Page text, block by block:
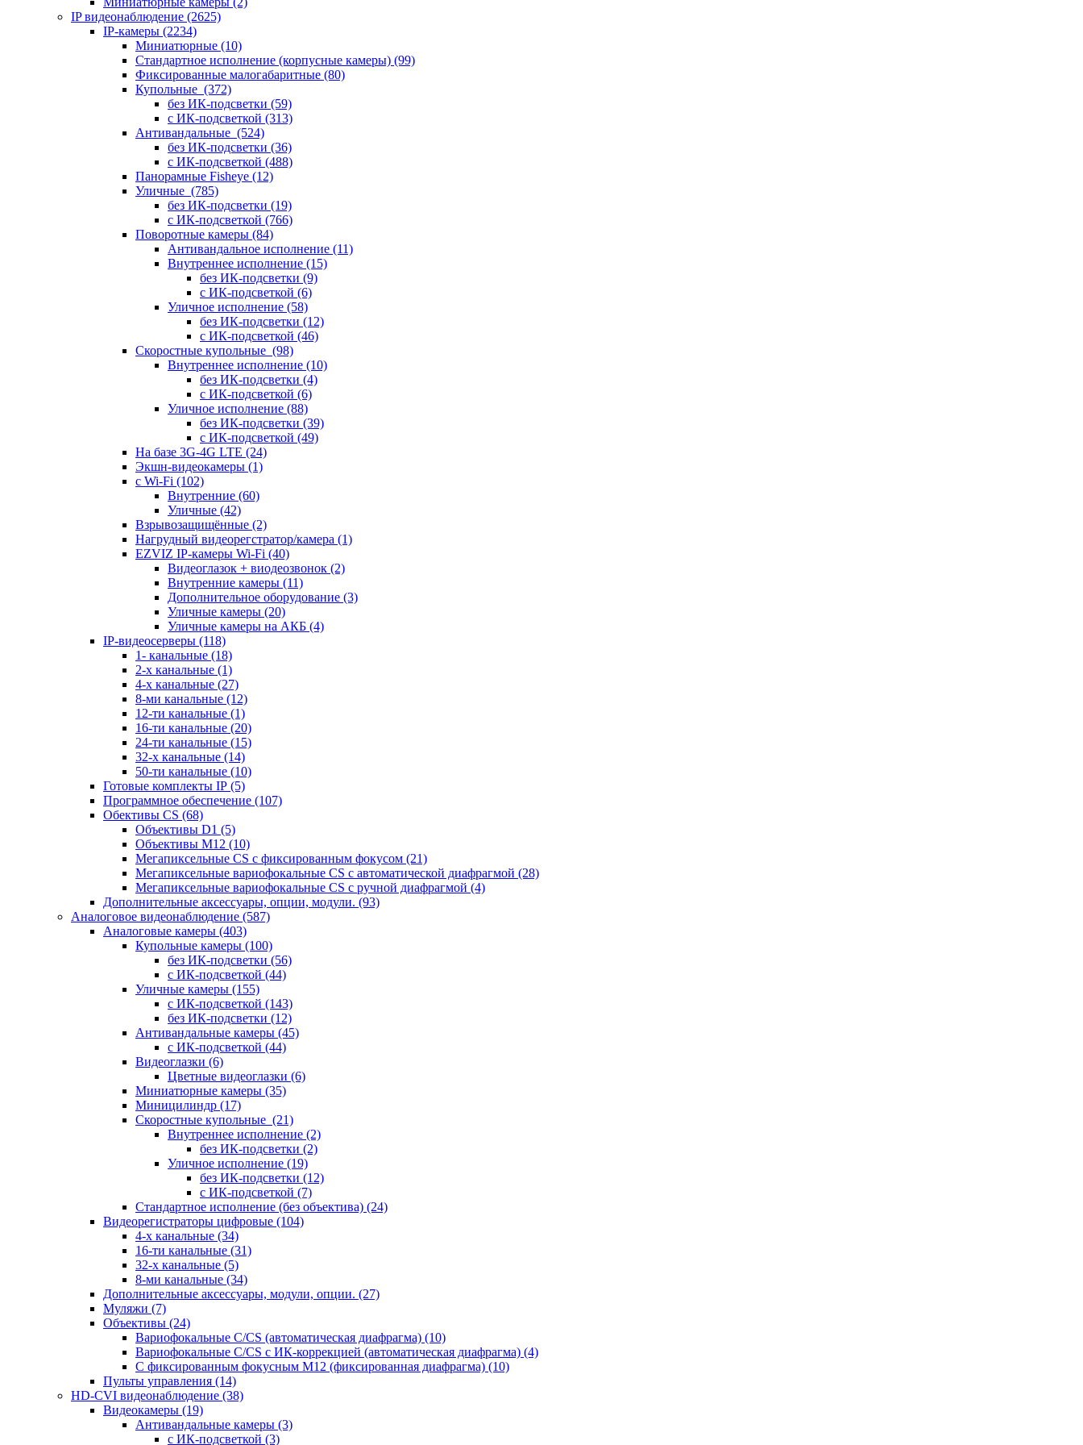
IP видеонаблюдение (2625)
IP-камеры (2234)
Миниатюрные (10)
Стандартное исполнение (корпусные камеры) (99)
Фиксированные малогабаритные (80)
Купольные (372)
без ИК-подсветки (59)
с ИК-подсветкой (313)
Антивандальные (524)
без ИК-подсветки (36)
с ИК-подсветкой (488)
Панорамные Fisheye (12)
Уличные (785)
без ИК-подсветки (19)
с ИК-подсветкой (766)
Поворотные камеры (84)
Антивандальное исполнение (11)
Внутреннее исполнение (15)
без ИК-подсветки (9)
с ИК-подсветкой (6)
Уличное исполнение (58)
без ИК-подсветки (12)
с ИК-подсветкой (46)
Скоростные купольные (98)
Внутреннее исполнение (10)
без ИК-подсветки (4)
с ИК-подсветкой (6)
Уличное исполнение (88)
без ИК-подсветки (39)
с ИК-подсветкой (49)
На базе 3G-4G LTE (24)
Экшн-видеокамеры (1)
с Wi-Fi (102)
Внутренние (60)
Уличные (42)
Взрывозащищённые (2)
Нагрудный видеорегстратор/камера (1)
EZVIZ IP-камеры Wi-Fi (40)
Видеоглазок + виодеозвонок (2)
Внутренние камеры (11)
Дополнительное оборудование (3)
Уличные камеры (20)
Уличные камеры на АКБ (4)
IP-видеосерверы (118)
1- канальные (18)
2-х канальные (1)
4-х канальные (27)
8-ми канальные (12)
12-ти канальные (1)
16-ти канальные (20)
24-ти канальные (15)
32-х канальные (14)
50-ти канальные (10)
Готовые комплекты IP (5)
Программное обеспечение (107)
Обективы CS (68)
Объективы D1 (5)
Объективы M12 (10)
Мегапиксельные CS c фиксированным фокусом (21)
Мегапиксельные вариофокальные CS c автоматической диафрагмой (28)
Мегапиксельные вариофокальные CS c ручной диафрагмой (4)
Дополнительные аксессуары, опции, модули. (93)
Аналоговое видеонаблюдение (587)
Аналоговые камеры (403)
Купольные камеры (100)
без ИК-подсветки (56)
с ИК-подсветкой (44)
Уличные камеры (155)
с ИК-подсветкой (143)
без ИК-подсветки (12)
Антивандальные камеры (45)
с ИК-подсветкой (44)
Видеоглазки (6)
Цветные видеоглазки (6)
Миниатюрные камеры (35)
Миницилиндр (17)
Скоростные купольные (21)
Внутреннее исполнение (2)
без ИК-подсветки (2)
Уличное исполнение (19)
без ИК-подсветки (12)
с ИК-подсветкой (7)
Стандартное исполнение (без объектива) (24)
Видеорегистраторы цифровые (104)
4-х канальные (34)
16-ти канальные (31)
32-х канальные (5)
8-ми канальные (34)
Дополнительные аксессуары, модули, опции. (27)
Муляжи (7)
Объективы (24)
Вариофокальные C/CS (автоматическая диафрагма) (10)
Вариофокальные C/CS с ИК-коррекцией (автоматическая диафрагма) (4)
С фиксированным фокусным М12 (фиксированная диафрагма) (10)
Пульты управления (14)
HD-CVI видеонаблюдение (38)
Видеокамеры (19)
Антивандальные камеры (3)
с ИК-подсветкой (3)